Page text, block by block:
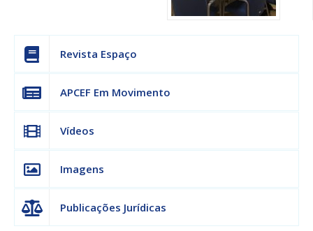
Revista Espaço
APCEF Em Movimento
Vídeos
Imagens
Publicações Jurídicas